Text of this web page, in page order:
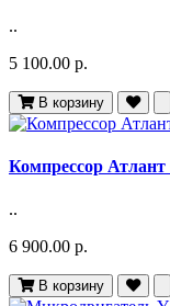
..
5 100.00 р.
В корзину
Компрессор
..
6 900.00 р.
В корзину